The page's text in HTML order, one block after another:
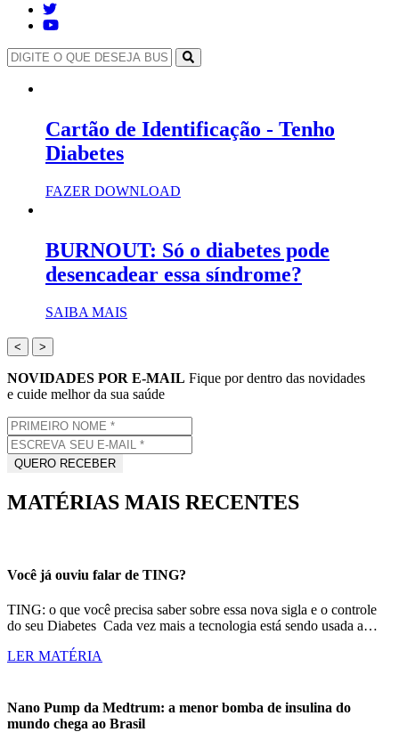
Cartão de Identificação - Tenho
Diabetes
FAZER DOWNLOAD
BURNOUT: Só o diabetes pode
desencadear essa síndrome?
SAIBA MAIS
< >
NOVIDADES POR E-MAIL Fique por dentro das novidades
e cuide melhor da sua saúde
MATÉRIAS MAIS RECENTES
Você já ouviu falar de TING?
TING: o que você precisa saber sobre essa nova sigla e o controle
do seu Diabetes Cada vez mais a tecnologia está sendo usada a…
LER MATÉRIA
Nano Pump da Medtrum: a menor bomba de insulina do
mundo chega ao Brasil